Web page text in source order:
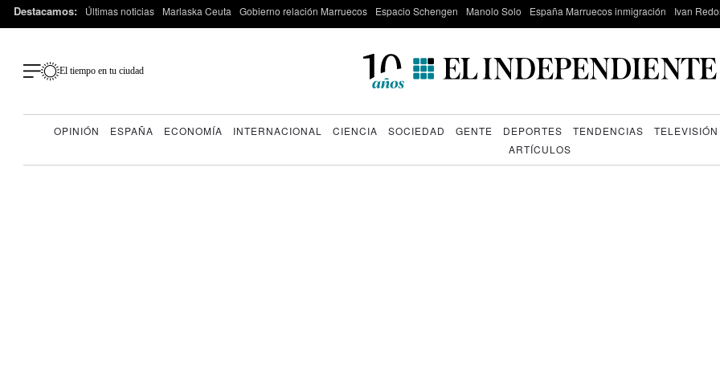
Destacamos: Últimas noticias Marlaska Ceuta Gobierno relación Marruecos Espacio Schengen Manolo Solo España Marruecos inmigración Ivan
El tiempo en tu ciudad
OPINIÓN ESPAÑA ECONOMÍA INTERNACIONAL CIENCIA SOCIEDAD GENTE DEPORTES TENDENCIAS
TELEVISIÓN
ARTÍCULOS